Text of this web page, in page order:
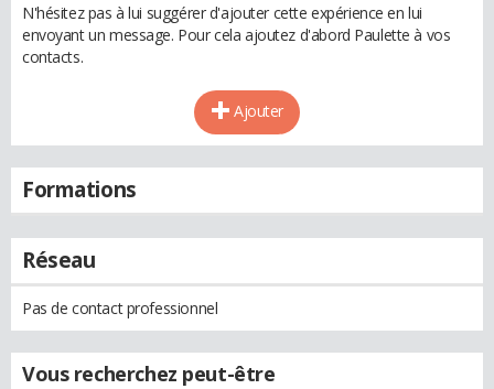
N'hésitez pas à lui suggérer d'ajouter cette expérience en lui
envoyant un message. Pour cela ajoutez d'abord Paulette à vos
contacts.
Ajouter
Formations
Réseau
Pas de contact professionnel
Vous recherchez peut-être